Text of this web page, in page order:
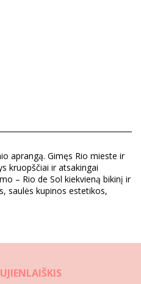
aprangą. Gimęs Rio mieste ir
kruopščiai ir atsakingai
– Rio de Sol kiekvieną bikinį ir
saulės kupinos estetikos,